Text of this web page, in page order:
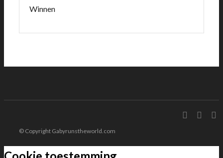
Winnen
© Copyright Gabyrunstheworld.com